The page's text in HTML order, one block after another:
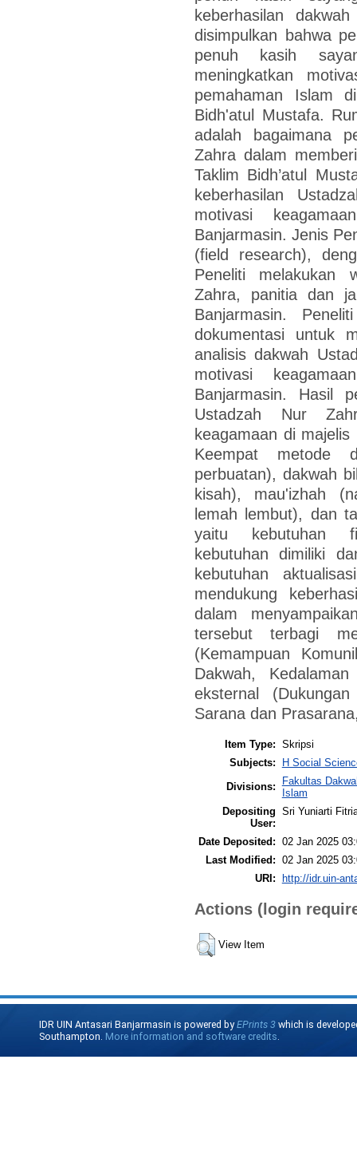
keberhasilan
disimpulkan bahwa
penuh kasih
meningkatkan
pemahaman Islam
Bidh'atul Mustafa.
adalah bagaimana
Zahra dalam
Taklim Bidh’atul
keberhasilan
motivasi
Banjarmasin. Jenis
(field research),
Peneliti melakukan
Zahra, panitia dan
Banjarmasin.
dokumentasi untuk
analisis dakwah
motivasi
Banjarmasin. Hasil
Ustadzah Nur
keagamaan di
Keempat metode
perbuatan), dakwah
kisah), mau'izhah
lemah lembut), dan
yaitu kebutuhan
kebutuhan dimiliki
kebutuhan
mendukung
dalam
tersebut terbagi
(Kemampuan
Dakwah,
eksternal
Sarana dan
Item Type: Skripsi
Subjects:
H Social
Divisions:
Fakultas
Islam
Depositing
User:
Sri Yuniarti
Date Deposited: 02 Jan 2025
Last Modified: 02 Jan 2025
URI: http://idr.uin-
Actions (login
View Item
IDR UIN Antasari Banjarmasin is powered byEPrints 3 which is
Southampton. More information and software credits.